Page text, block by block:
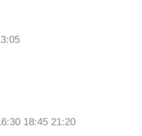
18:45 21:20